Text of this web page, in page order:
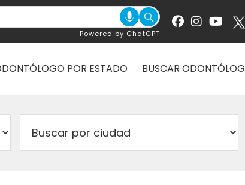
Powered by ChatGPT
POR ESTADO BUSCAR